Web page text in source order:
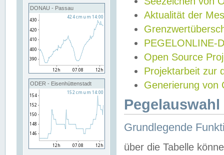
DONAU - Passau
ODER - Eisenhüttenstadt
Aktualität der
PEGELONLINE-
Open Source
Projektarbeit zur
Generierung von
Grundlegende
über die Tabelle